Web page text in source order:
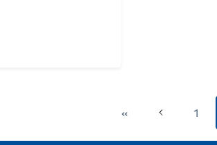
« Precedente
1